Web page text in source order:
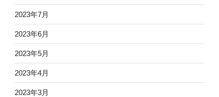
2023年7月
2023年6月
2023年5月
2023年4月
2023年3月